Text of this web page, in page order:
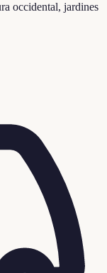
occidental, jardines